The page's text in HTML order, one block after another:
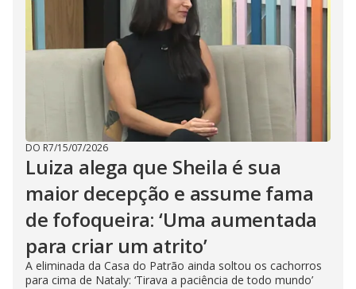
DO R7/15/07/2026
Luiza alega que Sheila é sua
maior decepção e assume fama
de fofoqueira: ‘Uma aumentada
para criar um atrito’
A eliminada da Casa do Patrão ainda soltou os cachorros
para cima de Nataly: ‘Tirava a paciência de todo mundo’